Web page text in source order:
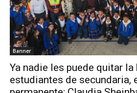
Banner
Ya nadie les puede quitar la
estudiantes de secundaria,